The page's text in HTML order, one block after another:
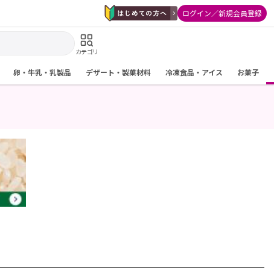
ログイン／新規会員登録
カテゴリ
卵・牛乳・乳製品 デザート・製菓材料 冷凍食品・アイス お菓子